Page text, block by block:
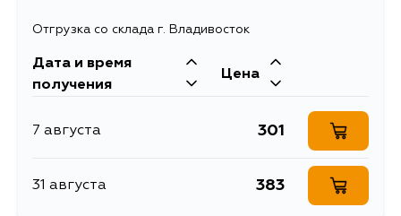
Отгрузка со склада г. Владивосток
Дата и время
получения
Цена
7 августа 301
31 августа 383